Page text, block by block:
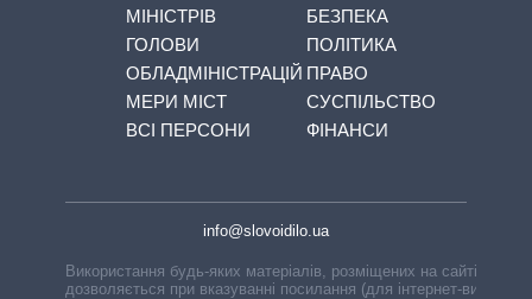
МІНІСТРІВ
ГОЛОВИ
ОБЛАДМІНІСТРАЦІЙ
МЕРИ МІСТ
ВСІ ПЕРСОНИ
БЕЗПЕКА
ПОЛІТИКА
ПРАВО
СУСПІЛЬСТВО
ФІНАНСИ
info@slovoidilo.ua
Використання будь-яких матеріалів, розміщених на сайті,
дозволяється при вказуванні посилання (для інтернет-видань